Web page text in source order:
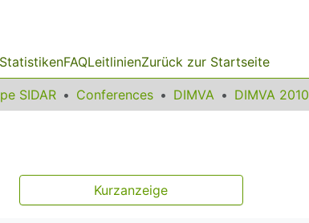
StatistikenFAQLeitlinienZurück zur Startseite
SIDAR Conferences DIMVA DIMVA 2010
Kurzanzeige